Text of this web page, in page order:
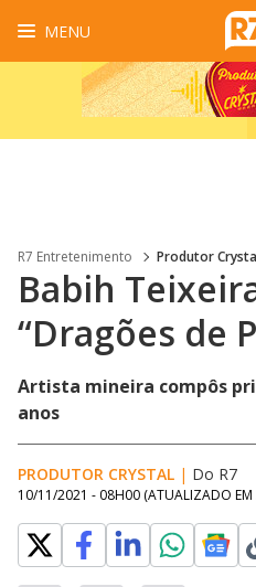
MENU
R7 Entretenimento Produtor
Babih
“Dragões de
Artista mineira compôs
anos
PRODUTOR CRYSTAL | Do R7
10/11/2021 - 08H00 (ATUALIZADO EM